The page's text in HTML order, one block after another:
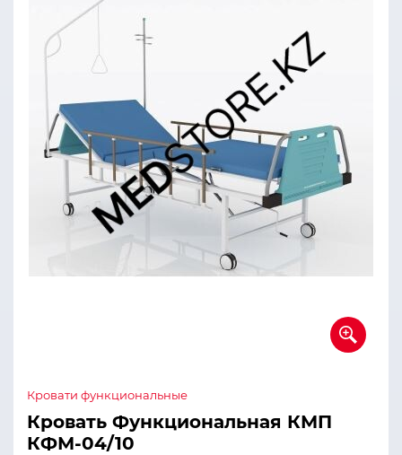
Кровати функциональные
Кровать Функциональная КМП
КФМ-04/10